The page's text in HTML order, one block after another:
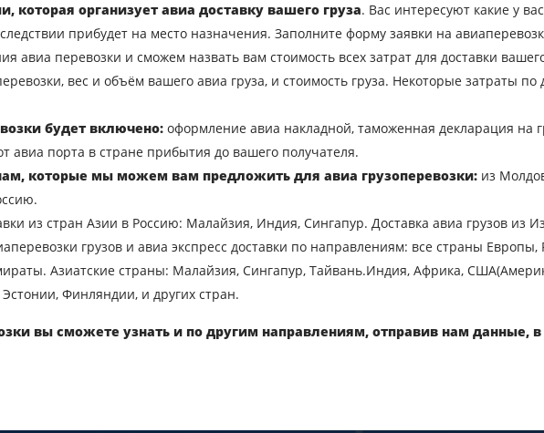
которая организует авиа доставку вашего груза. Вас интересуют какие у
прибудет на место назначения. Заполните форму заявки на
авиа перевозки и сможем назвать вам стоимость всех затрат для доставки
вес и объём вашего авиа груза, и стоимость груза. Некоторые затраты
будет включено: оформление авиа накладной, таможенная декларация на
авиа порта в стране прибытия до вашего получателя.
которые мы можем вам предложить для авиа грузоперевозки: из
из стран Азии в Россию: Малайзия, Индия, Сингапур. Доставка авиа грузов из
грузов и авиа экспресс доставки по направлениям: все страны Европы,
Азиатские страны: Малайзия, Сингапур, Тайвань.Индия, Африка,
Финляндии, и других стран.
вы сможете узнать и по другим направлениям, отправив нам данные,
перевозки
Город загрузки
Наименование груза
Контактный телефон